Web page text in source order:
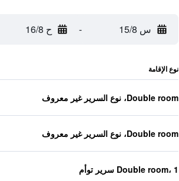
س 15/8 - ح 16/8
نوع الإقامة
Double room، نوع السرير غير معروف
Double room، نوع السرير غير معروف
Double room، 1 سرير توأم